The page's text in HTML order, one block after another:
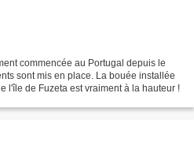
commencée au Portugal depuis le
sont mis en place. La bouée installée
l'île de Fuzeta est vraiment à la hauteur !